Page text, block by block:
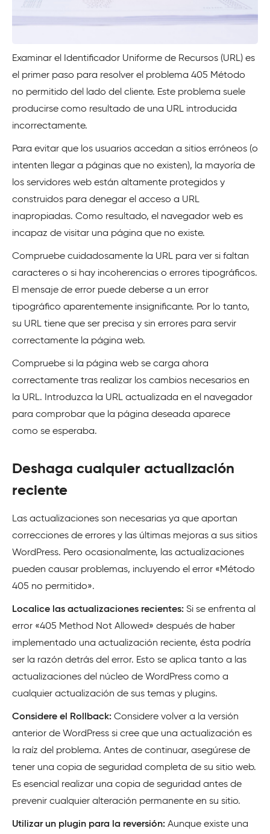
Examinar el Identificador Uniforme de Recursos (URL) es
el primer paso para resolver el problema 405 Método
no permitido del lado del cliente. Este problema suele
producirse como resultado de una URL introducida
incorrectamente.
Para evitar que los usuarios accedan a sitios erróneos (o
intenten llegar a páginas que no existen), la mayoría de
los servidores web están altamente protegidos y
construidos para denegar el acceso a URL
inapropiadas. Como resultado, el navegador web es
incapaz de visitar una página que no existe.
Compruebe cuidadosamente la URL para ver si faltan
caracteres o si hay incoherencias o errores tipográficos.
El mensaje de error puede deberse a un error
tipográfico aparentemente insignificante. Por lo tanto,
su URL tiene que ser precisa y sin errores para servir
correctamente la página web.
Compruebe si la página web se carga ahora
correctamente tras realizar los cambios necesarios en
la URL. Introduzca la URL actualizada en el navegador
para comprobar que la página deseada aparece
como se esperaba.
Deshaga cualquier actualización
reciente
Las actualizaciones son necesarias ya que aportan
correcciones de errores y las últimas mejoras a sus sitios
WordPress. Pero ocasionalmente, las actualizaciones
pueden causar problemas, incluyendo el error «Método
405 no permitido».
Localice las actualizaciones recientes: Si se enfrenta al
error «405 Method Not Allowed» después de haber
implementado una actualización reciente, ésta podría
ser la razón detrás del error. Esto se aplica tanto a las
actualizaciones del núcleo de WordPress como a
cualquier actualización de sus temas y plugins.
Considere el Rollback: Considere volver a la versión
anterior de WordPress si cree que una actualización es
la raíz del problema. Antes de continuar, asegúrese de
tener una copia de seguridad completa de su sitio web.
Es esencial realizar una copia de seguridad antes de
prevenir cualquier alteración permanente en su sitio.
Utilizar un plugin para la reversión: Aunque existe una